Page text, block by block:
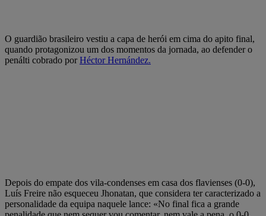
O guardião brasileiro vestiu a capa de herói em cima do apito final,
quando protagonizou um dos momentos da jornada, ao defender o
penálti cobrado porHéctor Hernández.
Depois do empate dos vila-condenses em casa dos flavienses (0-0),
Luís Freire não esqueceu Jhonatan, que considera ter caracterizado a
personalidade da equipa naquele lance: «No final fica a grande